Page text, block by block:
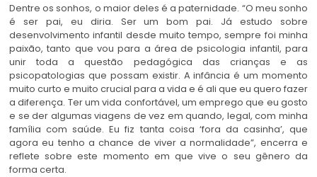
Dentre os sonhos, o maior deles é a paternidade. “O meu sonho
é ser pai, eu diria. Ser um bom pai. Já estudo sobre
desenvolvimento infantil desde muito tempo, sempre foi minha
paixão, tanto que vou para a área de psicologia infantil, para
unir toda a questão pedagógica das crianças e as
psicopatologias que possam existir. A infância é um momento
muito curto e muito crucial para a vida e é ali que eu quero fazer
a diferença. Ter um vida confortável, um emprego que eu gosto
e se der algumas viagens de vez em quando, legal, com minha
família com saúde. Eu fiz tanta coisa ‘fora da casinha’, que
agora eu tenho a chance de viver a normalidade”, encerra e
reflete sobre este momento em que vive o seu gênero da
forma certa.